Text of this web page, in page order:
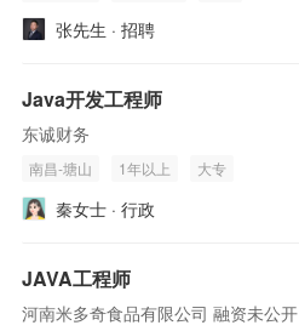
张先生 · 招聘
Java开发工程师
东诚财务
南昌-塘山 1年以上 大专
秦女士 · 行政
JAVA工程师
河南米多奇食品有限公司 融资未公开